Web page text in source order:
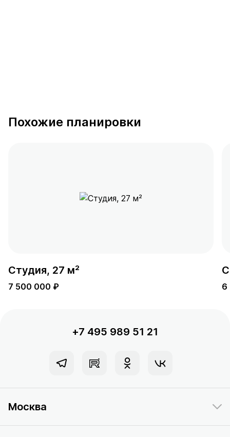
Похожие планировки
Студия, 27 м²
7 500 000 ₽ 6
+7 495 989 51 21
Москва